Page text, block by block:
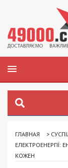
ГЛАВНАЯ >
КОЖЕН